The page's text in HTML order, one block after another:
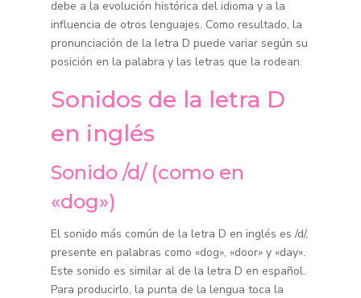
debe a la evolución histórica del idioma y a la
influencia de otros lenguajes. Como resultado, la
pronunciación de la letra D puede variar según su
posición en la palabra y las letras que la rodean.
Sonidos de la letra D
en inglés
Sonido /d/ (como en
«dog»)
El sonido más común de la letra D en inglés es /d/,
presente en palabras como «dog», «door» y «day».
Este sonido es similar al de la letra D en español.
Para producirlo, la punta de la lengua toca la